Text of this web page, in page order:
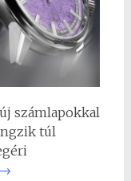
számlapokkal
túl
→